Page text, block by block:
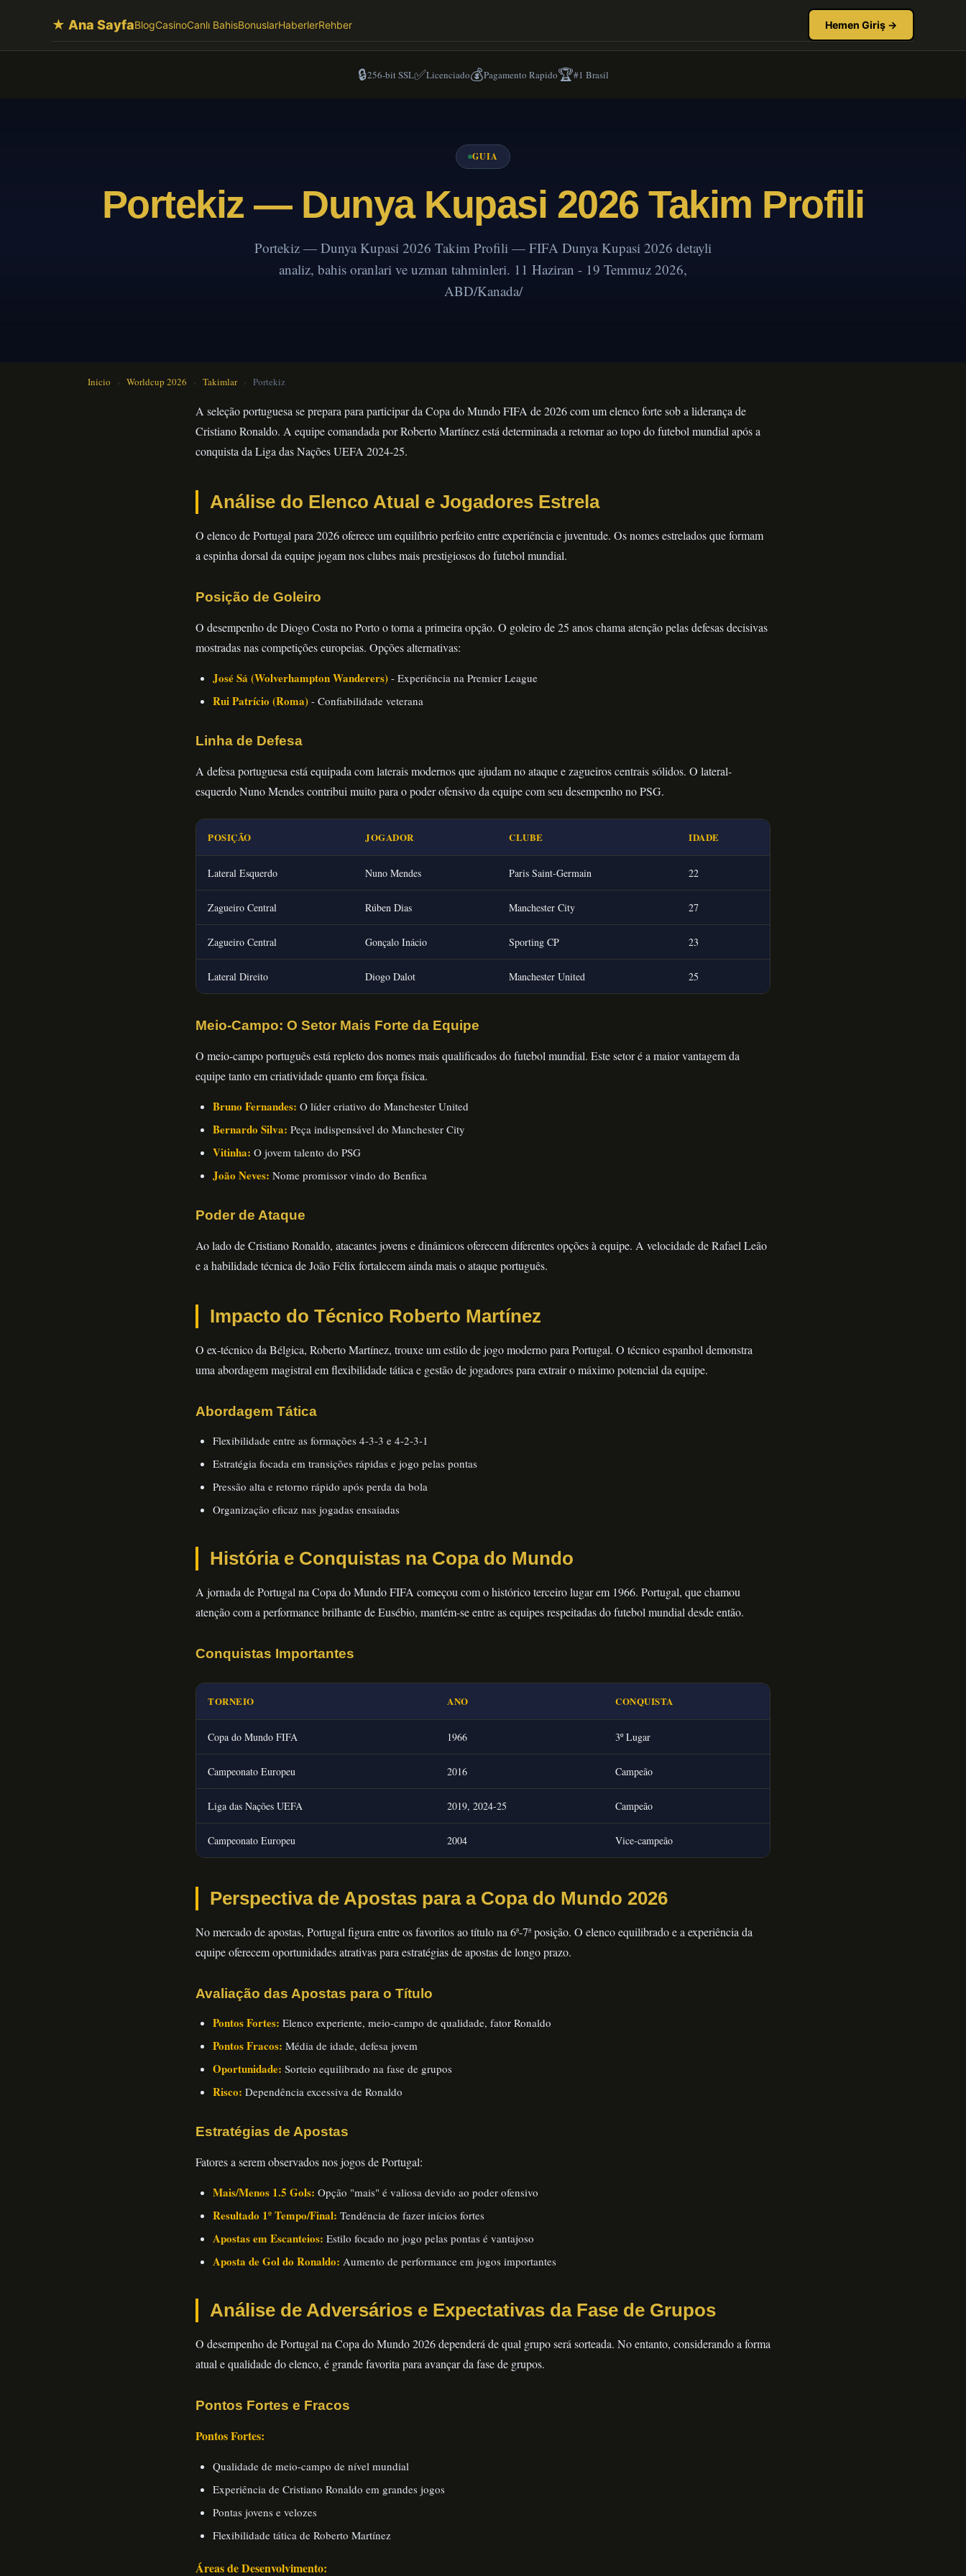
★ Ana SayfaBlogCasinoCanlı BahisBonuslarHaberlerRehber Hemen Giriş →
🔒256-bit SSL✅Licenciado💰Pagamento Rapido🏆#1 Brasil
GUIA
Portekiz — Dunya Kupasi 2026 Takim Profili
Portekiz — Dunya Kupasi 2026 Takim Profili — FIFA Dunya Kupasi 2026 detayli
analiz, bahis oranlari ve uzman tahminleri. 11 Haziran - 19 Temmuz 2026,
ABD/Kanada/
Inicio › Worldcup 2026 › Takimlar › Portekiz
A seleção portuguesa se prepara para participar da Copa do Mundo FIFA de 2026 com um elenco forte sob a liderança de
Cristiano Ronaldo. A equipe comandada por Roberto Martínez está determinada a retornar ao topo do futebol mundial após a
conquista da Liga das Nações UEFA 2024-25.
Análise do Elenco Atual e Jogadores Estrela
O elenco de Portugal para 2026 oferece um equilíbrio perfeito entre experiência e juventude. Os nomes estrelados que formam
a espinha dorsal da equipe jogam nos clubes mais prestigiosos do futebol mundial.
Posição de Goleiro
O desempenho de Diogo Costa no Porto o torna a primeira opção. O goleiro de 25 anos chama atenção pelas defesas decisivas
mostradas nas competições europeias. Opções alternativas:
José Sá (Wolverhampton Wanderers) - Experiência na Premier League
Rui Patrício (Roma) - Confiabilidade veterana
Linha de Defesa
A defesa portuguesa está equipada com laterais modernos que ajudam no ataque e zagueiros centrais sólidos. O lateral-
esquerdo Nuno Mendes contribui muito para o poder ofensivo da equipe com seu desempenho no PSG.
POSIÇÃO JOGADOR CLUBE IDADE
Lateral Esquerdo Nuno Mendes Paris Saint-Germain 22
Zagueiro Central Rúben Dias Manchester City 27
Zagueiro Central Gonçalo Inácio Sporting CP 23
Lateral Direito Diogo Dalot Manchester United 25
Meio-Campo: O Setor Mais Forte da Equipe
O meio-campo português está repleto dos nomes mais qualificados do futebol mundial. Este setor é a maior vantagem da
equipe tanto em criatividade quanto em força física.
Bruno Fernandes: O líder criativo do Manchester United
Bernardo Silva: Peça indispensável do Manchester City
Vitinha: O jovem talento do PSG
João Neves: Nome promissor vindo do Benfica
Poder de Ataque
Ao lado de Cristiano Ronaldo, atacantes jovens e dinâmicos oferecem diferentes opções à equipe. A velocidade de Rafael Leão
e a habilidade técnica de João Félix fortalecem ainda mais o ataque português.
Impacto do Técnico Roberto Martínez
O ex-técnico da Bélgica, Roberto Martínez, trouxe um estilo de jogo moderno para Portugal. O técnico espanhol demonstra
uma abordagem magistral em flexibilidade tática e gestão de jogadores para extrair o máximo potencial da equipe.
Abordagem Tática
Flexibilidade entre as formações 4-3-3 e 4-2-3-1
Estratégia focada em transições rápidas e jogo pelas pontas
Pressão alta e retorno rápido após perda da bola
Organização eficaz nas jogadas ensaiadas
História e Conquistas na Copa do Mundo
A jornada de Portugal na Copa do Mundo FIFA começou com o histórico terceiro lugar em 1966. Portugal, que chamou
atenção com a performance brilhante de Eusébio, mantém-se entre as equipes respeitadas do futebol mundial desde então.
Conquistas Importantes
TORNEIO ANO CONQUISTA
Copa do Mundo FIFA 1966 3º Lugar
Campeonato Europeu 2016 Campeão
Liga das Nações UEFA 2019, 2024-25 Campeão
Campeonato Europeu 2004 Vice-campeão
Perspectiva de Apostas para a Copa do Mundo 2026
No mercado de apostas, Portugal figura entre os favoritos ao título na 6ª-7ª posição. O elenco equilibrado e a experiência da
equipe oferecem oportunidades atrativas para estratégias de apostas de longo prazo.
Avaliação das Apostas para o Título
Pontos Fortes: Elenco experiente, meio-campo de qualidade, fator Ronaldo
Pontos Fracos: Média de idade, defesa jovem
Oportunidade: Sorteio equilibrado na fase de grupos
Risco: Dependência excessiva de Ronaldo
Estratégias de Apostas
Fatores a serem observados nos jogos de Portugal:
Mais/Menos 1.5 Gols: Opção "mais" é valiosa devido ao poder ofensivo
Resultado 1º Tempo/Final: Tendência de fazer inícios fortes
Apostas em Escanteios: Estilo focado no jogo pelas pontas é vantajoso
Aposta de Gol do Ronaldo: Aumento de performance em jogos importantes
Análise de Adversários e Expectativas da Fase de Grupos
O desempenho de Portugal na Copa do Mundo 2026 dependerá de qual grupo será sorteada. No entanto, considerando a forma
atual e qualidade do elenco, é grande favorita para avançar da fase de grupos.
Pontos Fortes e Fracos
Pontos Fortes:
Qualidade de meio-campo de nível mundial
Experiência de Cristiano Ronaldo em grandes jogos
Pontas jovens e velozes
Flexibilidade tática de Roberto Martínez
Áreas de Desenvolvimento: